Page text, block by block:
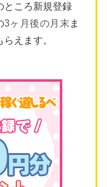
ところ新規登録
3ヶ月後の月末 ま
えます。